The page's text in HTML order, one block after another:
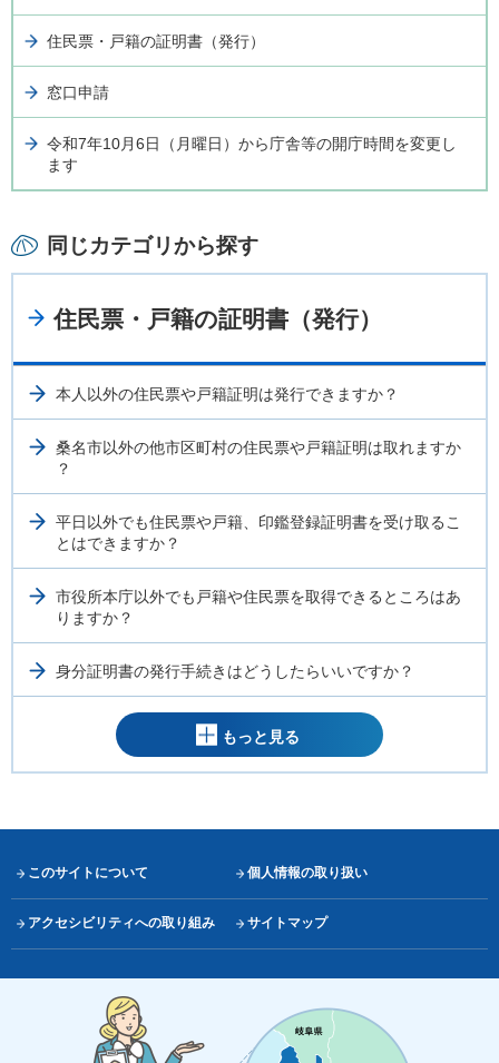
住民票・戸籍の証明書（発行）
窓口申請
令和7年10月6日（月曜日）から庁舎等の開庁時間を変更し
ます
同じカテゴリから探す
住民票・戸籍の証明書（発行）
本人以外の住民票や戸籍証明は発行できますか？
桑名市以外の他市区町村の住民票や戸籍証明は取れますか
？
平日以外でも住民票や戸籍、印鑑登録証明書を受け取るこ
とはできますか？
市役所本庁以外でも戸籍や住民票を取得できるところはあ
りますか？
身分証明書の発行手続きはどうしたらいいですか？
もっと見る
このサイトについて 個人情報の取り扱い
アクセシビリティへの取り組み サイトマップ